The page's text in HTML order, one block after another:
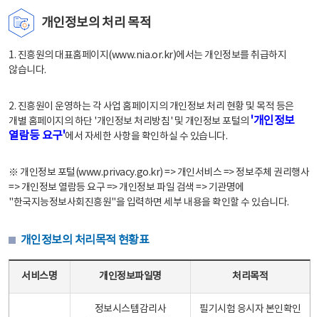
개인정보의 처리 목적
1. 진흥원의 대표홈페이지(www.nia.or.kr)에서는 개인정보를 취급하지
않습니다.
2. 진흥원이 운영하는 각 사업 홈페이지의 개인정보 처리 현황 및 목적 등은
개별 홈페이지의 하단 '개인정보 처리방침' 및 개인정보 포털의 '개인정보
열람등 요구'에서 자세한 사항을 확인하실 수 있습니다.
※ 개인정보 포털(www.privacy.go.kr) => 개인서비스 => 정보주체 권리행사
=> 개인정보 열람등 요구 => 개인정보 파일 검색 => 기관명에
"한국지능정보사회진흥원"을 입력하면 세부 내용을 확인할 수 있습니다.
개인정보의 처리목적 현황표
서비스명 개인정보파일명 처리목적
정보시스템감리사
필기시험 응시자 본인확인